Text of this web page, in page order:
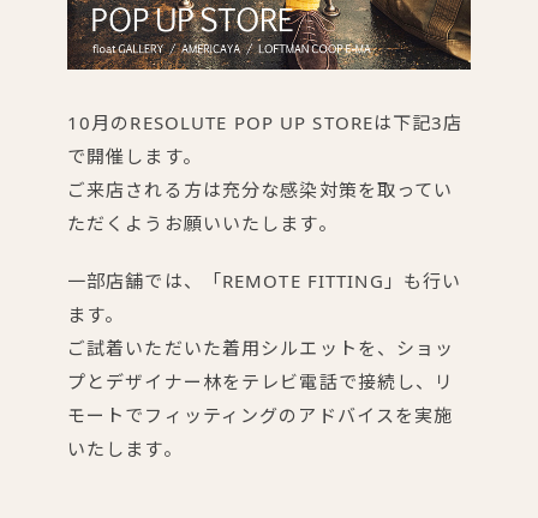
10月のRESOLUTE POP UP STOREは下記3店
で開催します。
ご来店される方は充分な感染対策を取ってい
ただくようお願いいたします。
一部店舗では、「REMOTE FITTING」も行い
ます。
ご試着いただいた着用シルエットを、ショッ
プとデザイナー林をテレビ電話で接続し、リ
モートでフィッティングのアドバイスを実施
いたします。